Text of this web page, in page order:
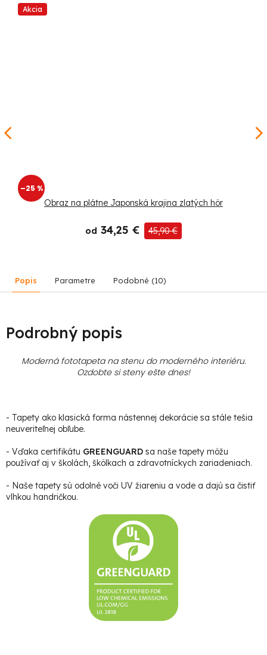
Akcia
–25 %
Obraz na plátne Japonská krajina zlatých hôr
od 34,25 € 45,90 €
Popis Parametre Podobné (10)
Podrobný popis
Moderná fototapeta na stenu do moderného interiéru.
Ozdobte si steny ešte dnes!
- Tapety ako klasická forma nástennej dekorácie sa stále tešia
neuveriteľnej obľube.
- Vďaka certifikátu GREENGUARD sa naše tapety môžu
používať aj v školách, škôlkach a zdravotníckych zariadeniach.
- Naše tapety sú odolné voči UV žiareniu a vode a dajú sa čistiť
vlhkou handričkou.